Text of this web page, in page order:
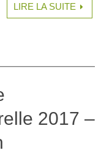
LIRE LA SUITE
2017 –